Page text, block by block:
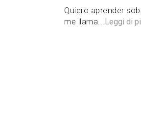
Quiero aprender
me llama...Leggi di